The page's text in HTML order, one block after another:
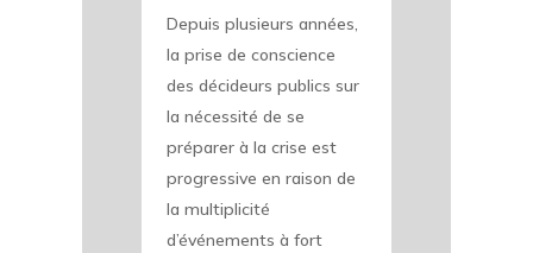
Depuis plusieurs années,
la prise de conscience
des décideurs publics sur
la nécessité de se
préparer à la crise est
progressive en raison de
la multiplicité
d’événements à fort